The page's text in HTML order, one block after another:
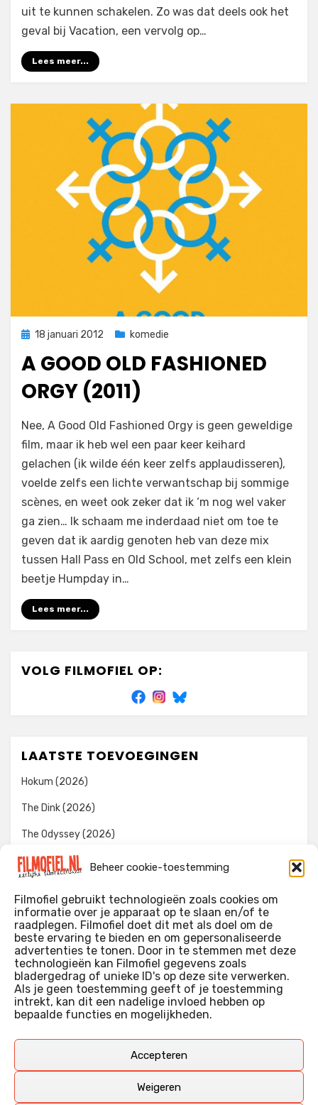
Beheer cookie-toestemming
Filmofiel gebruikt technologieën zoals cookies om
informatie over je apparaat op te slaan en/of te
raadplegen. Filmofiel doet dit met als doel om de
beste ervaring te bieden en om gepersonaliseerde
advertenties te tonen. Door in te stemmen met deze
technologieën kan Filmofiel gegevens zoals
bladergedrag of unieke ID's op deze site verwerken.
Als je geen toestemming geeft of je toestemming
intrekt, kan dit een nadelige invloed hebben op
bepaalde functies en mogelijkheden.
Accepteren
Weigeren
uit te kunnen schakelen. Zo was dat deels ook het
geval bij Vacation, een vervolg op…
Lees meer...
Geplaatst
18 januari 2012 komedie
A GOOD OLD FASHIONED
ORGY (2011)
door Filmofiel.nl
Laat een reactie achter
Good
Old
Fashioned
Orgy
Nee, A Good Old Fashioned Orgy is geen geweldige
film, maar ik heb wel een paar keer keihard
gelachen (ik wilde één keer zelfs applaudisseren),
voelde zelfs een lichte verwantschap bij sommige
scènes, en weet ook zeker dat ik ‘m nog wel vaker
ga zien… Ik schaam me inderdaad niet om toe te
geven dat ik aardig genoten heb van deze mix
tussen Hall Pass en Old School, met zelfs een klein
beetje Humpday in…
Lees meer...
VOLG FILMOFIEL OP:
LAATSTE TOEVOEGINGEN
Hokum (2026)
The Dink (2026)
The Odyssey (2026)
Evil Dead Burn (2026)
WIE IK BEN…?
Ik ben ooit begonnen met m’n recensies omdat ik zoveel
films keek dat ik af en toe niet meer wist welke ik nu wel of
niet gezien had. Ik ben een filmliefhebber, heb als hobby nog
erg lang in een videotheek gewerkt, en heb als coproducent
Deze recensies zijn dan ook vooral vrij pretentieloze
aangevuld met een groeiende kennis over de kunde én de
kunst van het maken van film.